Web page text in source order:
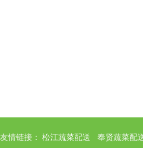
友情链接： 松江蔬菜配送 奉贤蔬菜配